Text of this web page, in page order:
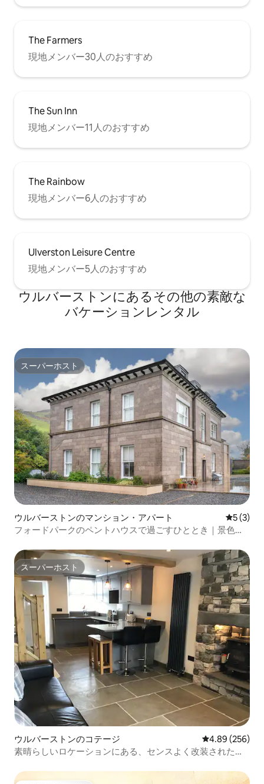
The Farmers
現地メンバー30人のおすすめ
The Sun Inn
現地メンバー11人のおすすめ
The Rainbow
現地メンバー6人のおすすめ
Ulverston Leisure Centre
現地メンバー5人のおすすめ
ウルバーストンにあるその他の素敵な
バケーションレンタル
スーパーホスト
スーパーホスト
ウルバーストンのマンション・アパート レビュー
5 (3)
フォードパークのペントハウスで過ごすひととき｜景色と
スーパーホスト
スーパーホスト
ウルバーストンのコテージ レビュー256
4.89 (256)
素晴らしいロケーションにある、センスよく改装されたコ